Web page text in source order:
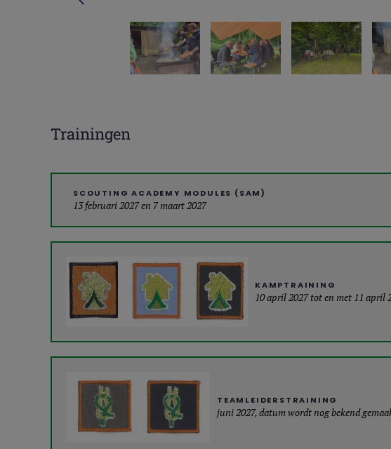
Trainingen
SCOUTING ACADEMY MODULES (SAM)
13 februari 2027 en 7 maart 2027
KAMPTRAINING
10 april 2027 tot en met 11 april
TEAMLEIDERSTRAINING
juni 2027, datum wordt nog bekend